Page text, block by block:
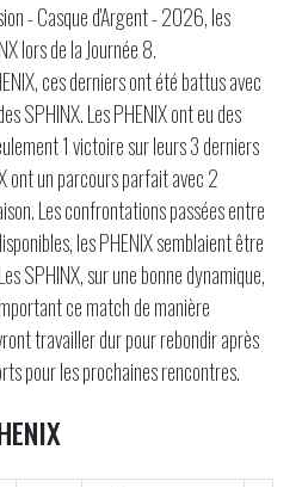
- Casque d'Argent - 2026, les
lors de la Journée 8.
ces derniers ont été battus avec
SPHINX. Les PHENIX ont eu des
1 victoire sur leurs 3 derniers
ont un parcours parfait avec 2
Les confrontations passées entre
les PHENIX semblaient être
SPHINX, sur une bonne dynamique,
ce match de manière
travailler dur pour rebondir après
pour les prochaines rencontres.